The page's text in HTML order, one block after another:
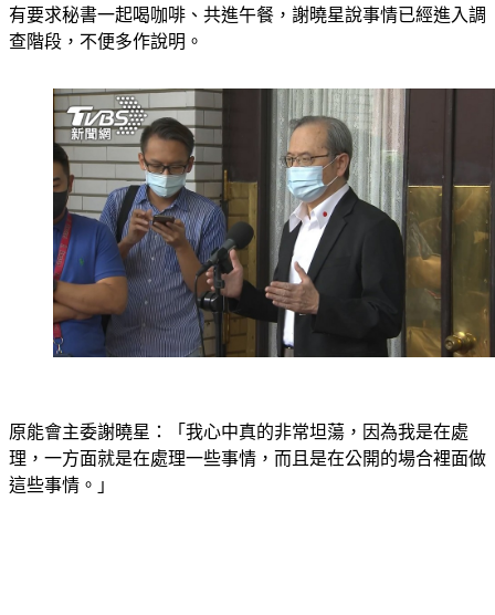
面，澄清是不實指控，說心中非常坦蕩，沒有逾矩，但是有沒
有要求秘書一起喝咖啡、共進午餐，謝曉星說事情已經進入調
原能會主委謝曉星：「我心中真的非常坦蕩，因為我是在處
理，一方面就是在處理一些事情，而且是在公開的場合裡面做